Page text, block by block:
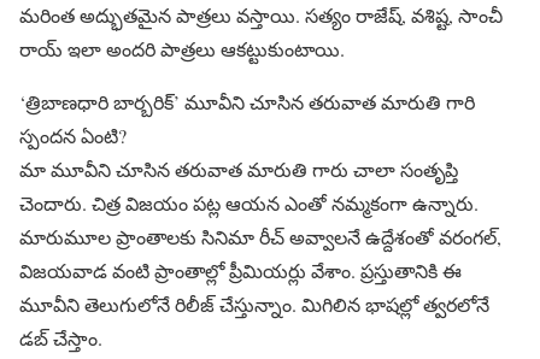
మరింత అద్భుతమైన పాత్రలు వస్తాయి. సత్యం రాజేష్, వశిష్ట, సాంచీ
రాయ్ ఇలా అందరి పాత్రలు ఆకట్టుకుంటాయి.
‘త్రిబాణధారి బార్బరిక్’ మూవీని చూసిన తరువాత మారుతి గారి
స్పందన ఏంటి?
మా మూవీని చూసిన తరువాత మారుతి గారు చాలా సంతృప్తి
చెందారు. చిత్ర విజయం పట్ల ఆయన ఎంతో నమ్మకంగా ఉన్నారు.
మారుమూల ప్రాంతాలకు సినిమా రీచ్ అవ్వాలనే ఉద్దేశంతో వరంగల్,
విజయవాడ వంటి ప్రాంతాల్లో ప్రీమియర్లు వేశాం. ప్రస్తుతానికి ఈ
మూవీని తెలుగులోనే రిలీజ్ చేస్తున్నాం. మిగిలిన భాషల్లో త్వరలోనే
డబ్ చేస్తాం.